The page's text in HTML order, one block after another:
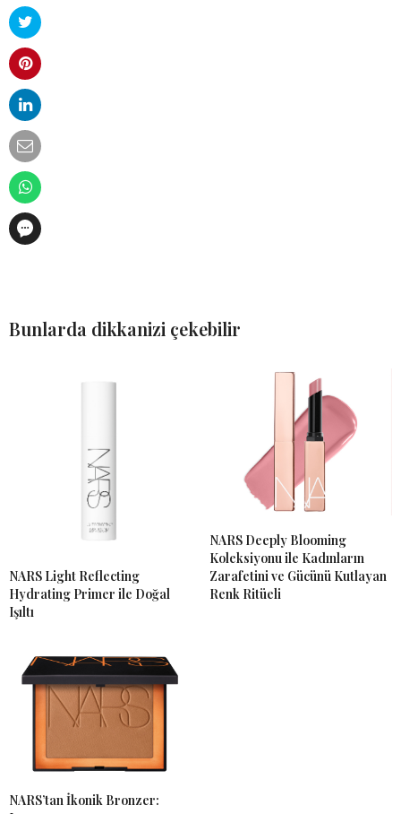
Bunlarda dikkanizi çekebilir
NARS Light Reflecting
Hydrating Primer ile Doğal
Işıltı
NARS Deeply Blooming
Koleksiyonu ile Kadınların
Zarafetini ve Gücünü Kutlayan
Renk Ritüeli
NARS’tan İkonik Bronzer: